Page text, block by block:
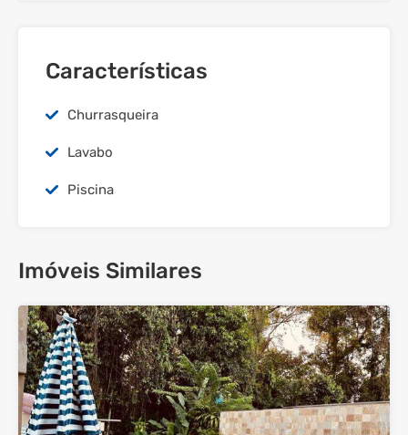
Características
Churrasqueira
Lavabo
Piscina
Imóveis Similares
38